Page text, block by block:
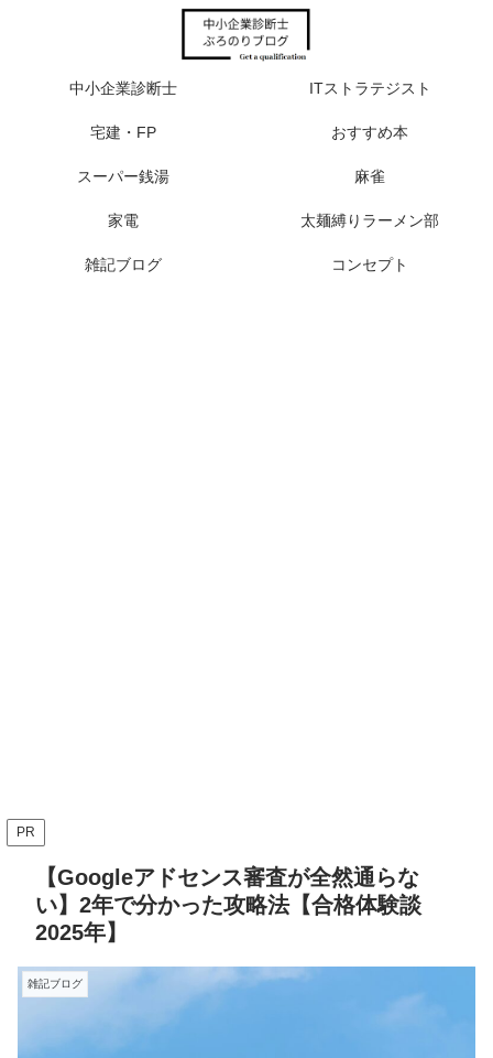
中小企業診断士 ITストラテジスト
宅建・FP おすすめ本
スーパー銭湯 麻雀
家電 太麺縛りラーメン部
雑記ブログ コンセプト
PR
【Googleアドセンス審査が全然通らな
い】2年で分かった攻略法【合格体験談
2025年】
雑記ブログ